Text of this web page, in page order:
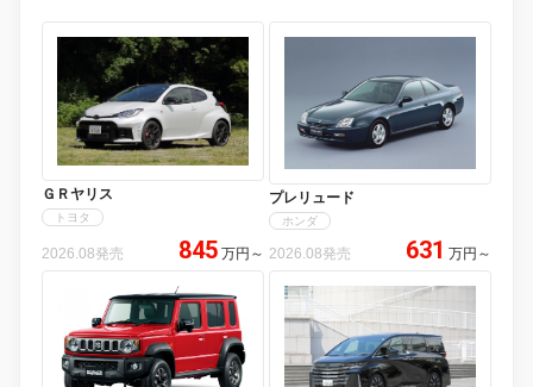
ＧＲヤリス
トヨタ
2026.08発売 845 万円 ～
プレリュード
ホンダ
2026.08発売 631 万円 ～